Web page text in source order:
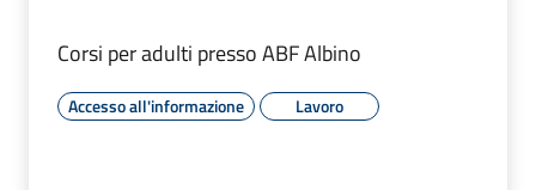
Corsi per adulti presso ABF Albino
Accesso all'informazione Lavoro